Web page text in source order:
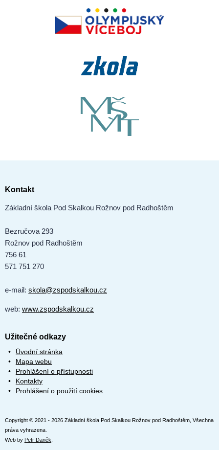
Kontakt
Základní škola Pod Skalkou Rožnov pod Radhoštěm
Bezručova 293
Rožnov pod Radhoštěm
756 61
571 751 270
e-mail: skola@zspodskalkou.cz
web: www.zspodskalkou.cz
Užitečné odkazy
Úvodní stránka
Mapa webu
Prohlášení o přístupnosti
Kontakty
Prohlášení o použití cookies
Copyright © 2021 - 2026 Základní škola Pod Skalkou Rožnov pod Radhoštěm, Všechna
práva vyhrazena.
Web by Petr Daněk